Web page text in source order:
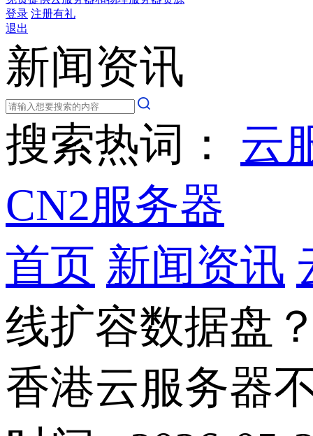
登录 注册有礼
退出
新闻资讯
搜索热词： 云
CN2服务器
首页 新闻资讯
线扩容数据盘
香港云服务器